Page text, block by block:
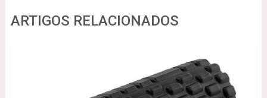
ARTIGOS RELACIONADOS